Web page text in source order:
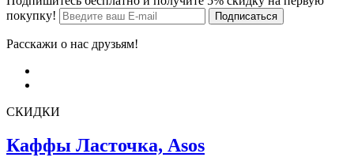
покупку!
Расскажи о нас друзьям!
СКИДКИ
Каффы Ласточка, Asos